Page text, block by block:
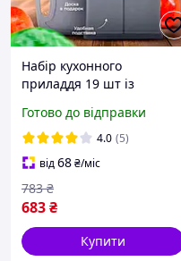
Набір кухонного
приладдя 19 шт із
обробною дошкою та
підставкою для кухні
сірий
Готово до відправки
4.0 (5)
від68₴/міс
683₴
783 ₴
Купити